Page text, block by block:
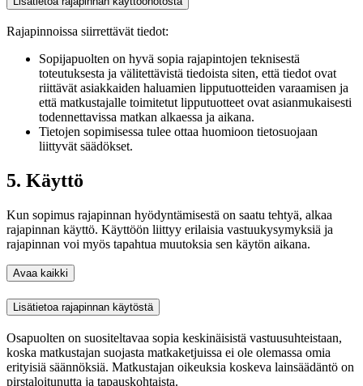
Rajapinnoissa siirrettävät tiedot:
Sopijapuolten on hyvä sopia rajapintojen teknisestä
toteutuksesta ja välitettävistä tiedoista siten, että tiedot ovat
riittävät asiakkaiden haluamien lipputuotteiden varaamisen ja
että matkustajalle toimitetut lipputuotteet ovat asianmukaisesti
todennettavissa matkan alkaessa ja aikana.
Tietojen sopimisessa tulee ottaa huomioon tietosuojaan
liittyvät säädökset.
5. Käyttö
Kun sopimus rajapinnan hyödyntämisestä on saatu tehtyä, alkaa
rajapinnan käyttö. Käyttöön liittyy erilaisia vastuukysymyksiä ja
rajapinnan voi myös tapahtua muutoksia sen käytön aikana.
Avaa kaikki
Lisätietoa rajapinnan käytöstä
Osapuolten on suositeltavaa sopia keskinäisistä vastuusuhteistaan,
koska matkustajan suojasta matkaketjuissa ei ole olemassa omia
erityisiä säännöksiä. Matkustajan oikeuksia koskeva lainsäädäntö on
pirstaloitunutta ja tapauskohtaista.